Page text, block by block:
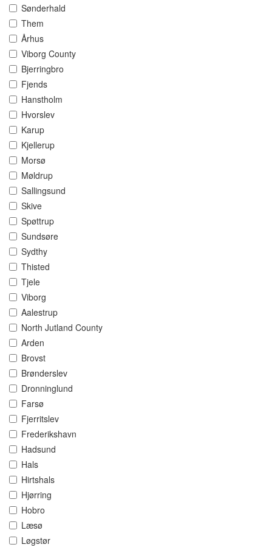
Sønderhald
Them
Århus
Viborg County
Bjerringbro
Fjends
Hanstholm
Hvorslev
Karup
Kjellerup
Morsø
Møldrup
Sallingsund
Skive
Spøttrup
Sundsøre
Sydthy
Thisted
Tjele
Viborg
Aalestrup
North Jutland County
Arden
Brovst
Brønderslev
Dronninglund
Farsø
Fjerritslev
Frederikshavn
Hadsund
Hals
Hirtshals
Hjørring
Hobro
Læsø
Løgstør